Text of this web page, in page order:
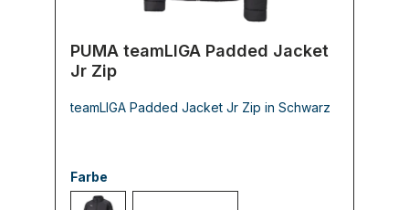
PUMA teamLIGA Padded Jacket
Jr Zip
teamLIGA Padded Jacket Jr Zip in Schwarz
Farbe